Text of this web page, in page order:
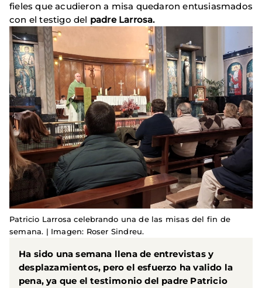
fieles que acudieron a misa quedaron entusiasmados
con el testigo del padre Larrosa.
Patricio Larrosa celebrando una de las misas del fin de
semana. | Imagen: Roser Sindreu.
Ha sido una semana llena de entrevistas y
desplazamientos, pero el esfuerzo ha valido la
pena, ya que el testimonio del padre Patricio